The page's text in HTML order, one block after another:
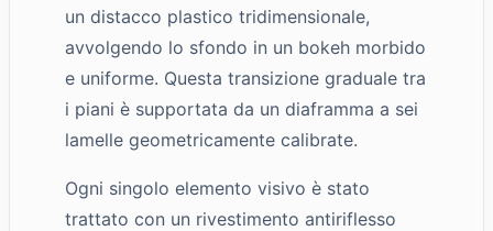
un distacco plastico tridimensionale,
avvolgendo lo sfondo in un bokeh morbido
e uniforme. Questa transizione graduale tra
i piani è supportata da un diaframma a sei
lamelle geometricamente calibrate.
Ogni singolo elemento visivo è stato
trattato con un rivestimento antiriflesso